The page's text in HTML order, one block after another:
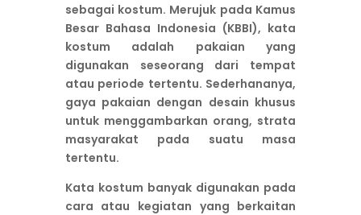
sebagai kostum. Merujuk pada Kamus
Besar Bahasa Indonesia (KBBI), kata
kostum adalah pakaian yang
digunakan seseorang dari tempat
atau periode tertentu. Sederhananya,
gaya pakaian dengan desain khusus
untuk menggambarkan orang, strata
masyarakat pada suatu masa
tertentu.
Kata kostum banyak digunakan pada
cara atau kegiatan yang berkaitan